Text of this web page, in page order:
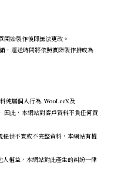
始製作後即無法更改。
，運送時間將依照實際製作排成為
純屬個人行為, WooLeeX及
因此，本網站對客戶資料不負任何責
供不實或不完整資料，本網站有權
權益，本網站對此產生的糾紛一律